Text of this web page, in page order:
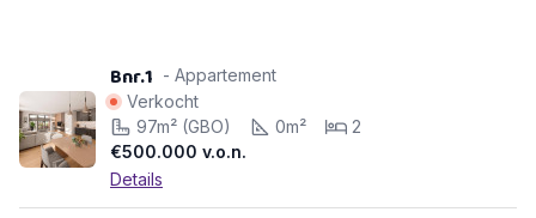
Bnr.1 - Appartement
Verkocht
97m² (GBO)
0m²
2
€500.000 v.o.n.
Details